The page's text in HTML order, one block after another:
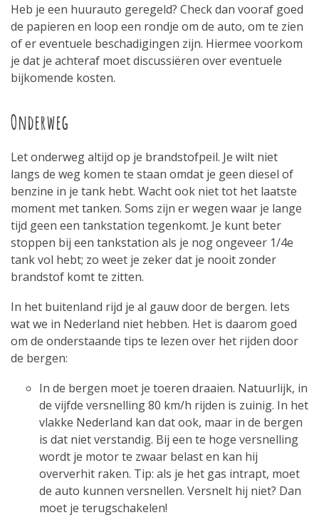
Heb je een huurauto geregeld? Check dan vooraf goed
de papieren en loop een rondje om de auto, om te zien
of er eventuele beschadigingen zijn. Hiermee voorkom
je dat je achteraf moet discussiëren over eventuele
bijkomende kosten.
Onderweg
Let onderweg altijd op je brandstofpeil. Je wilt niet
langs de weg komen te staan omdat je geen diesel of
benzine in je tank hebt. Wacht ook niet tot het laatste
moment met tanken. Soms zijn er wegen waar je lange
tijd geen een tankstation tegenkomt. Je kunt beter
stoppen bij een tankstation als je nog ongeveer 1/4e
tank vol hebt; zo weet je zeker dat je nooit zonder
brandstof komt te zitten.
In het buitenland rijd je al gauw door de bergen. Iets
wat we in Nederland niet hebben. Het is daarom goed
om de onderstaande tips te lezen over het rijden door
de bergen:
In de bergen moet je toeren draaien. Natuurlijk, in
de vijfde versnelling 80 km/h rijden is zuinig. In het
vlakke Nederland kan dat ook, maar in de bergen
is dat niet verstandig. Bij een te hoge versnelling
wordt je motor te zwaar belast en kan hij
oververhit raken. Tip: als je het gas intrapt, moet
de auto kunnen versnellen. Versnelt hij niet? Dan
moet je terugschakelen!